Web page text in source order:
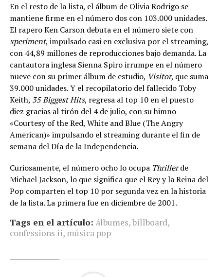
En el resto de la lista, el álbum de Olivia Rodrigo se
mantiene firme en el número dos con 103.000 unidades.
El rapero Ken Carson debuta en el número siete con
xperiment, impulsado casi en exclusiva por el streaming,
con 44,89 millones de reproducciones bajo demanda. La
cantautora inglesa Sienna Spiro irrumpe en el número
nueve con su primer álbum de estudio, Visitor, que suma
39.000 unidades. Y el recopilatorio del fallecido Toby
Keith, 35 Biggest Hits, regresa al top 10 en el puesto
diez gracias al tirón del 4 de julio, con su himno
«Courtesy of the Red, White and Blue (The Angry
American)» impulsando el streaming durante el fin de
semana del Día de la Independencia.
Curiosamente, el número ocho lo ocupa Thrillerde
Michael Jackson, lo que significa que el Rey y la Reina del
Pop comparten el top 10 por segunda vez en la historia
de la lista. La primera fue en diciembre de 2001.
Tags en el artículo: álbumes,billboard,
confessions ii, música pop